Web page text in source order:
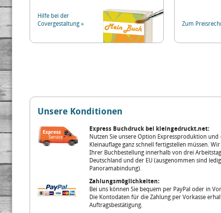
Hilfe bei der
Covergestaltung »
Zum
Unsere Konditionen
Express Buchdruck bei kleingedruckt.net:
Nutzen Sie unsere Option Expressproduktion und
Kleinauflage ganz schnell fertigstellen müssen.
Ihrer Buchbestellung innerhalb von drei
Deutschland und der EU (ausgenommen sind
Panoramabindung).
Zahlungsmöglichkeiten:
Bei uns können Sie bequem per PayPal oder in
Die Kontodaten für die Zahlung per Vorkasse
Auftragsbestätigung.